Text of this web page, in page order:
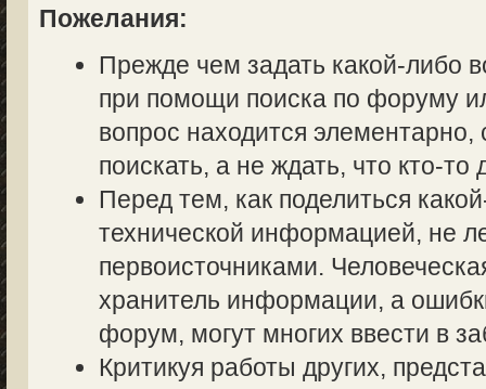
Пожелания:
Прежде чем задать какой-либо
при помощи поиска по форуму
вопрос находится элементарно,
поискать, а не ждать, что кто-то
Перед тем, как поделиться
технической информацией, не
первоисточниками.
хранитель информации, а
форум, могут многих ввести в
Критикуя работы других,